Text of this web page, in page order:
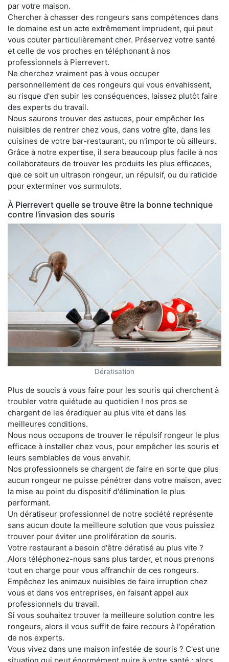
par votre maison.
Chercher à chasser des rongeurs sans compétences dans
le domaine est un acte extrêmement imprudent, qui peut
vous couter particulièrement cher. Préservez votre santé
et celle de vos proches en téléphonant à nos
professionnels à Pierrevert.
Ne cherchez vraiment pas à vous occuper
personnellement de ces rongeurs qui vous envahissent,
au risque d'en subir les conséquences, laissez plutôt faire
des experts du travail.
Nous saurons trouver des astuces, pour empêcher les
nuisibles de rentrer chez vous, dans votre gîte, dans les
cuisines de votre bar-restaurant, ou n'importe où ailleurs.
Grâce à notre expertise, il sera beaucoup plus facile à nos
collaborateurs de trouver les produits les plus efficaces,
que ce soit un ultrason rongeur, un répulsif, ou du raticide
pour exterminer vos surmulots.
À Pierrevert quelle se trouve être la bonne technique
contre l'invasion des souris
Dératisation
Plus de soucis à vous faire pour les souris qui cherchent à
troubler votre quiétude au quotidien ! nos pros se
chargent de les éradiquer au plus vite et dans les
meilleures conditions.
Nous nous occupons de trouver le répulsif rongeur le plus
efficace à installer chez vous, pour empêcher les souris et
leurs semblables de vous envahir.
Nos professionnels se chargent de faire en sorte que plus
aucun rongeur ne puisse pénétrer dans votre maison, avec
la mise au point du dispositif d'élimination le plus
performant.
Un dératiseur professionnel de notre société représente
sans aucun doute la meilleure solution que vous puissiez
trouver pour éviter une prolifération de souris.
Votre restaurant a besoin d'être dératisé au plus vite ?
Alors téléphonez-nous sans plus tarder, et nous prenons
tout en charge pour vous affranchir de ces rongeurs.
Empêchez les animaux nuisibles de faire irruption chez
vous et dans vos entreprises, en faisant appel aux
professionnels du travail.
Si vous souhaitez trouver la meilleure solution contre les
rongeurs, alors il vous suffit de faire recours à l'opération
de nos experts.
Vous vivez dans une maison infestée de souris ? C'est une
situation qui peut énormément nuire à votre santé ; alors